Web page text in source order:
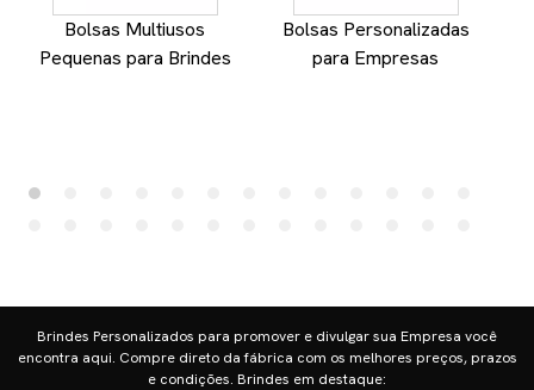
Bolsas Multiusos
Pequenas para Brindes
Bolsas Personalizadas
para Empresas
Brindes Personalizados para promover e divulgar sua Empresa você
encontra aqui. Compre direto da fábrica com os melhores preços, prazos
e condições. Brindes em destaque: